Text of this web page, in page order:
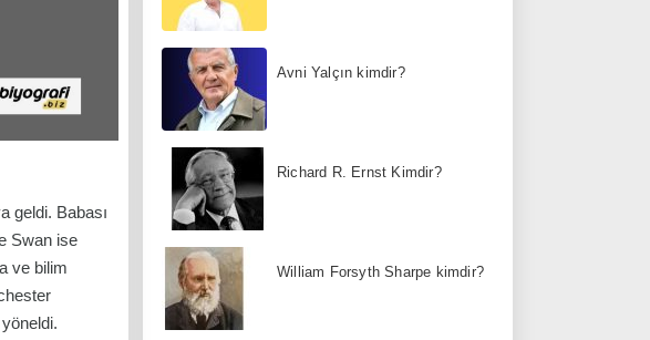
geldi. Babası
Swan ise
ve bilim
Avni Yalçın kimdir?
Richard R. Ernst Kimdir?
William Forsyth Sharpe kimdir?